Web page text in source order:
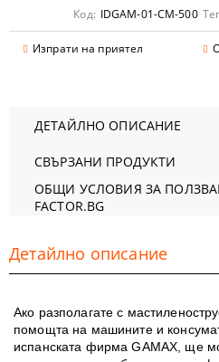
Код: IDGAM-01-CM-500
Изпрати на приятел
ДЕТАЙЛНО ОПИСАНИЕ
СВЪРЗАНИ ПРОДУКТИ
ОБЩИ УСЛОВИЯ ЗА
FACTOR.BG
Детайлно описание
Ако разполагате с
помощта на машините и
испанската фирма GAMAX, ще